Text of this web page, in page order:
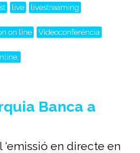
live livestreaming
on line Videoconferéncia
Banca a
en directe en